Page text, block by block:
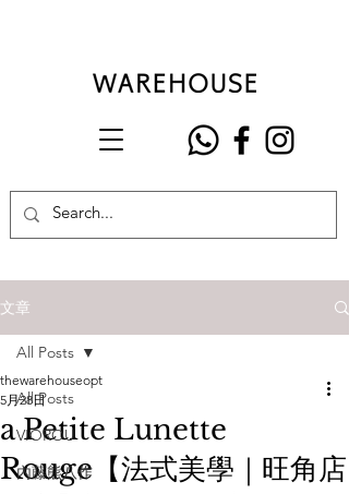
文章
All Posts
VIOROU
內藤熊八作
All Posts
a Petite Lunette
Rouge【法式美學｜旺角店
thewarehouseopt
5月28日